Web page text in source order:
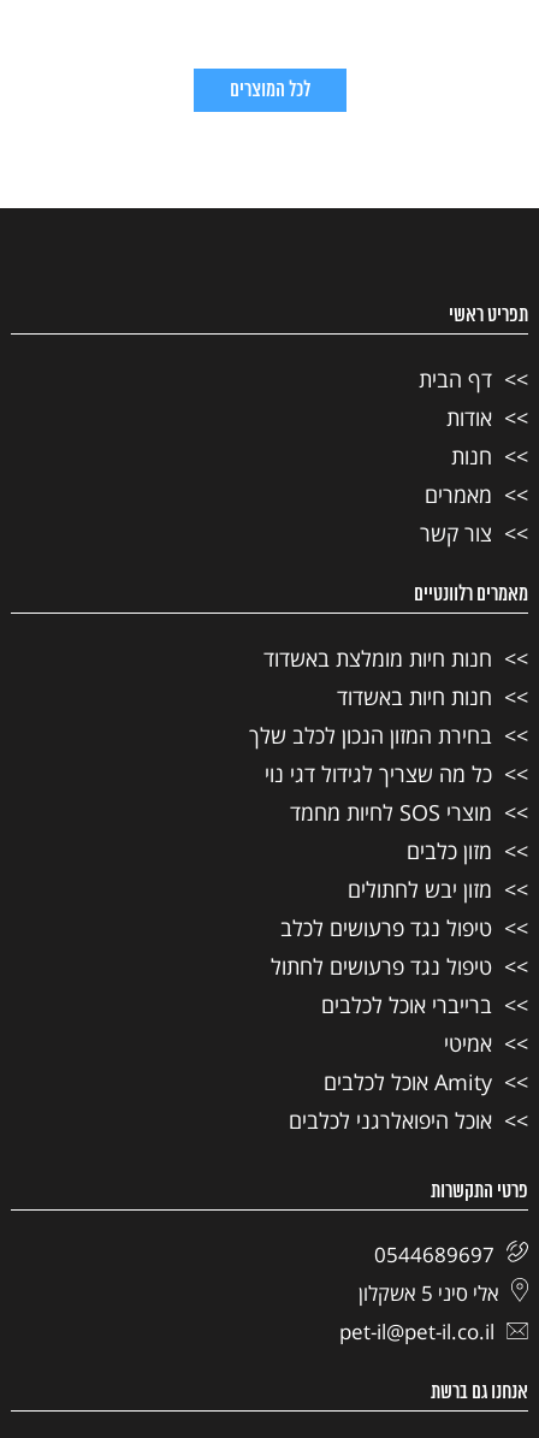
לכל המוצרים
תפריט ראשי
דף הבית
אודות
חנות
מאמרים
צור קשר
מאמרים רלוונטיים
חנות חיות מומלצת באשדוד
חנות חיות באשדוד
בחירת המזון הנכון לכלב שלך
כל מה שצריך לגידול דגי נוי
מוצרי SOS לחיות מחמד
מזון כלבים
מזון יבש לחתולים
טיפול נגד פרעושים לכלב
טיפול נגד פרעושים לחתול
ברייברי אוכל לכלבים
אמיטי
Amity אוכל לכלבים
אוכל היפואלרגני לכלבים
פרטי התקשרות
0544689697
אלי סיני 5 אשקלון
pet-il@pet-il.co.il
אנחנו גם ברשת